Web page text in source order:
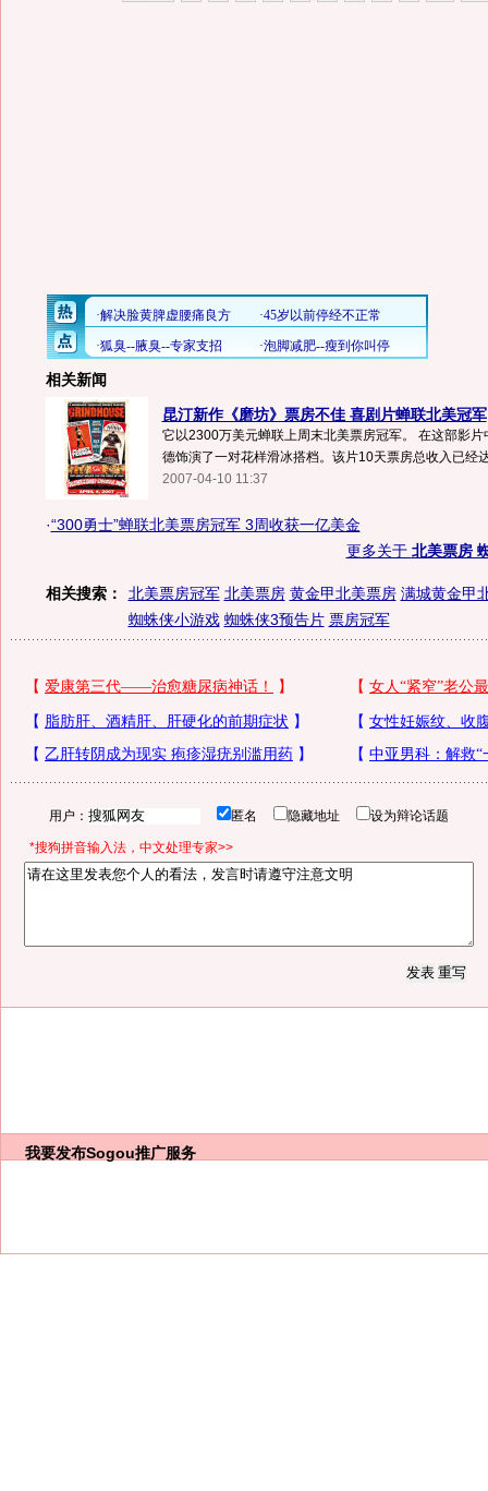
相关新闻
昆汀新作《磨坊》票房不佳 喜剧片蝉联北美冠军
它以2300万美元蝉联上周末北美票房冠军。 在这部影片
德饰演了一对花样滑冰搭档。该片10天票房总收入已经
2007-04-10 11:37
·“300勇士”蝉联北美票房冠军 3周收获一亿美金
更多关于 北美票房
相关搜索： 北美票房冠军 北美票房 黄金甲北美票房 满城黄金甲
蜘蛛侠小游戏 蜘蛛侠3预告片 票房冠军
用户： 匿名 隐藏地址 设为辩论话题
*搜狗拼音输入法，中文处理专家>>
我要发布Sogou推广服务